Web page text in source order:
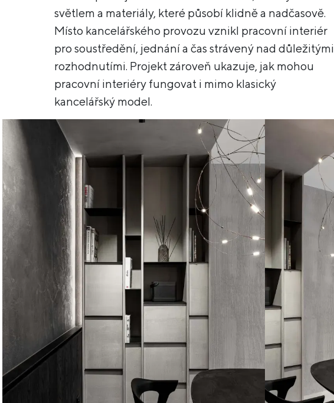
světlem a materiály, které působí klidně a nadčasově.
Místo kancelářského provozu vznikl pracovní interiér
pro soustředění, jednání a čas strávený nad důležitými
rozhodnutími. Projekt zároveň ukazuje, jak mohou
pracovní interiéry fungovat i mimo klasický
kancelářský model.